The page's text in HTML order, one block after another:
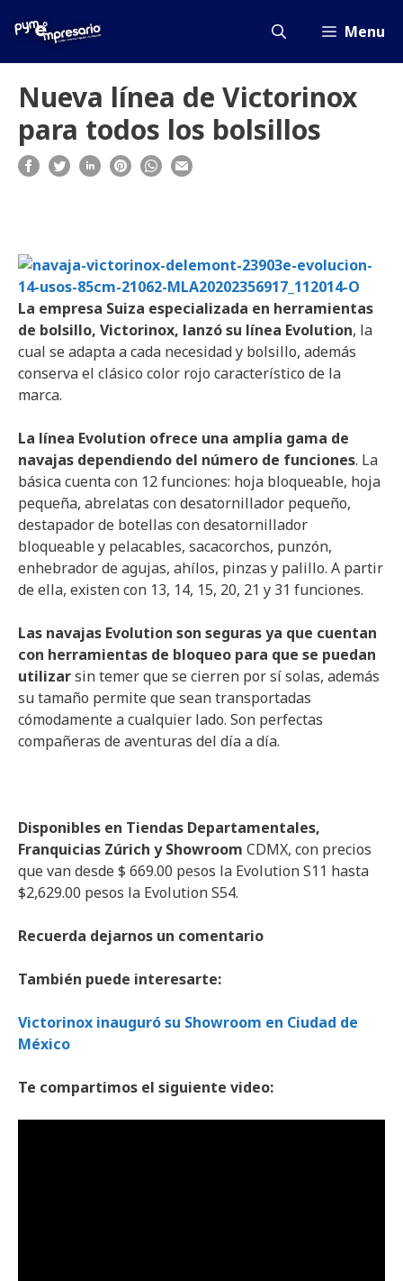
Menu
Nueva línea de Victorinox
para todos los bolsillos
La empresa Suiza especializada en herramientas
de bolsillo, Victorinox, lanzó su línea Evolution, la
cual se adapta a cada necesidad y bolsillo, además
conserva el clásico color rojo característico de la
marca.
La línea Evolution ofrece una amplia gama de
navajas dependiendo del número de funciones. La
básica cuenta con 12 funciones: hoja bloqueable, hoja
pequeña, abrelatas con desatornillador pequeño,
destapador de botellas con desatornillador
bloqueable y pelacables, sacacorchos, punzón,
enhebrador de agujas, ahílos, pinzas y palillo. A partir
de ella, existen con 13, 14, 15, 20, 21 y 31 funciones.
Las navajas Evolution son seguras ya que cuentan
con herramientas de bloqueo para que se puedan
utilizarsin temer que se cierren por sí solas, además
su tamaño permite que sean transportadas
cómodamente a cualquier lado. Son perfectas
compañeras de aventuras del día a día.
Disponibles en Tiendas Departamentales,
Franquicias Zúrich y Showroom CDMX, con precios
que van desde $ 669.00 pesos la Evolution S11 hasta
$2,629.00 pesos la Evolution S54.
Recuerda dejarnos un comentario
También puede interesarte:
Victorinox inauguró su Showroom en Ciudad de
México
Te compartimos el siguiente video: